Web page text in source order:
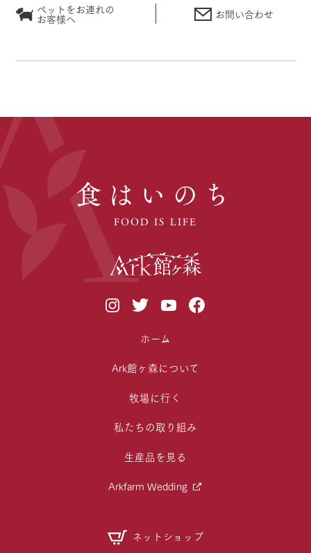
ペットをお連れの
お客様へ お問い合わせ
食はいのち
FOOD IS LIFE
ホーム
Ark館ヶ森について
牧場に行く
私たちの取り組み
生産品を見る
Arkfarm Wedding
ネットショップ